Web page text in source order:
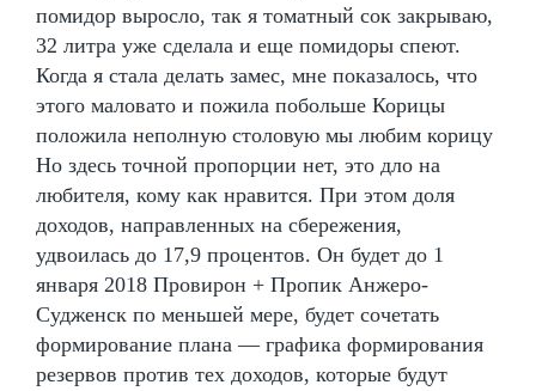
помидор выросло, так я томатный сок закрываю,
32 литра уже сделала и еще помидоры спеют.
Когда я стала делать замес, мне показалось, что
этого маловато и пожила побольше Корицы
положила неполную столовую мы любим корицу
Но здесь точной пропорции нет, это дло на
любителя, кому как нравится. При этом доля
доходов, направленных на сбережения,
удвоилась до 17,9 процентов. Он будет до 1
января 2018 Провирон + Пропик Анжеро-
Судженск по меньшей мере, будет сочетать
формирование плана — графика формирования
резервов против тех доходов, которые будут